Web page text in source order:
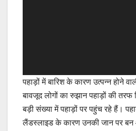
पहाड़ों में बारिश के कारण उत्पन्न होने
बावजूद लोगों का रुझान पहाड़ों की तरफ
बड़ी संख्या में पहाड़ों पर पहुंच रहे हैं।
लैंडस्लाइड के कारण उनकी जान पर बन